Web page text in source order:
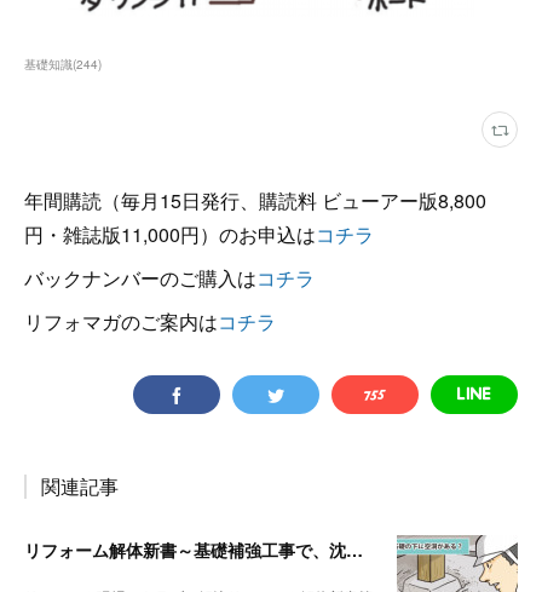
基礎知識(244)
年間購読（毎月15日発行、購読料 ビューアー版8,800
円・雑誌版11,000円）のお申込はコチラ
バックナンバーのご購入はコチラ
リフォマガのご案内はコチラ
関連記事
リフォーム解体新書～基礎補強工事で、沈んでいる独立基礎を発見